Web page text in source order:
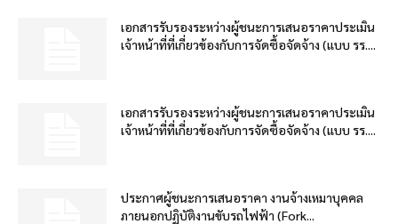
เอกสารรับรองระหว่างผู้ชนะการเสนอราคาประเมิน
เจ้าหน้าที่ที่เกี่ยวข้องกับการจัดซื้อจัดจ้าง (แบบ รร....
เอกสารรับรองระหว่างผู้ชนะการเสนอราคาประเมิน
เจ้าหน้าที่ที่เกี่ยวข้องกับการจัดซื้อจัดจ้าง (แบบ รร....
ประกาศผู้ชนะการเสนอราคา งานจ้างเหมาบุคคล
ภายนอกปฏิบัติงานขับรถไฟฟ้า (Fork...